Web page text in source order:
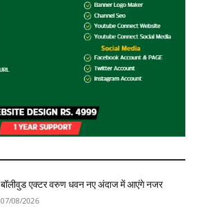
बॉलीवुड एक्टर वरुण धवन नए अंदाज में आएंगे नजर
07/08/2026